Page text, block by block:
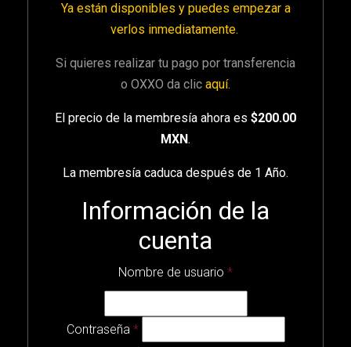
Ya están disponibles y puedes empezar a
verlos inmediatamente.
Si quieres realizar tu pago por transferencia
o OXXO da clic aquí.
El precio de la membresía ahora es $200.00
MXN.
La membresía caduca después de 1 Año.
Información de la
cuenta
Nombre de usuario *
Contraseña *